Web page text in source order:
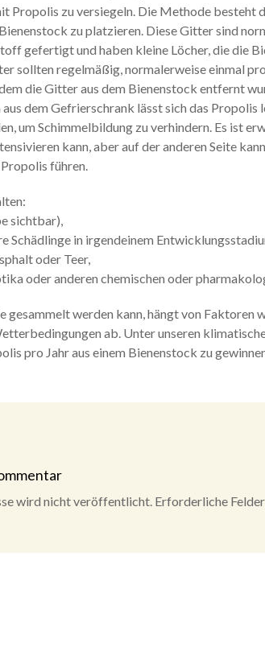
Propolis zu versiegeln. Die Methode besteht
zu platzieren. Diese Gitter sind
gefertigt und haben kleine Löcher, die die
sollten regelmäßig, normalerweise einmal
die Gitter aus dem Bienenstock entfernt
dem Gefrierschrank lässt sich das
um Schimmelbildung zu verhindern. Es ist
kann, aber auf der anderen Seite
führen.
sichtbar),
Schädlinge in irgendeinem
oder Teer,
oder anderen chemischen oder
gesammelt werden kann, hängt von Faktoren
ab. Unter unseren
pro Jahr aus einem Bienenstock zu
wird nicht veröffentlicht. Erforderliche